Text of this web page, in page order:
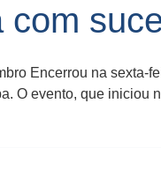
com
Encerrou na sexta-
O evento, que iniciou